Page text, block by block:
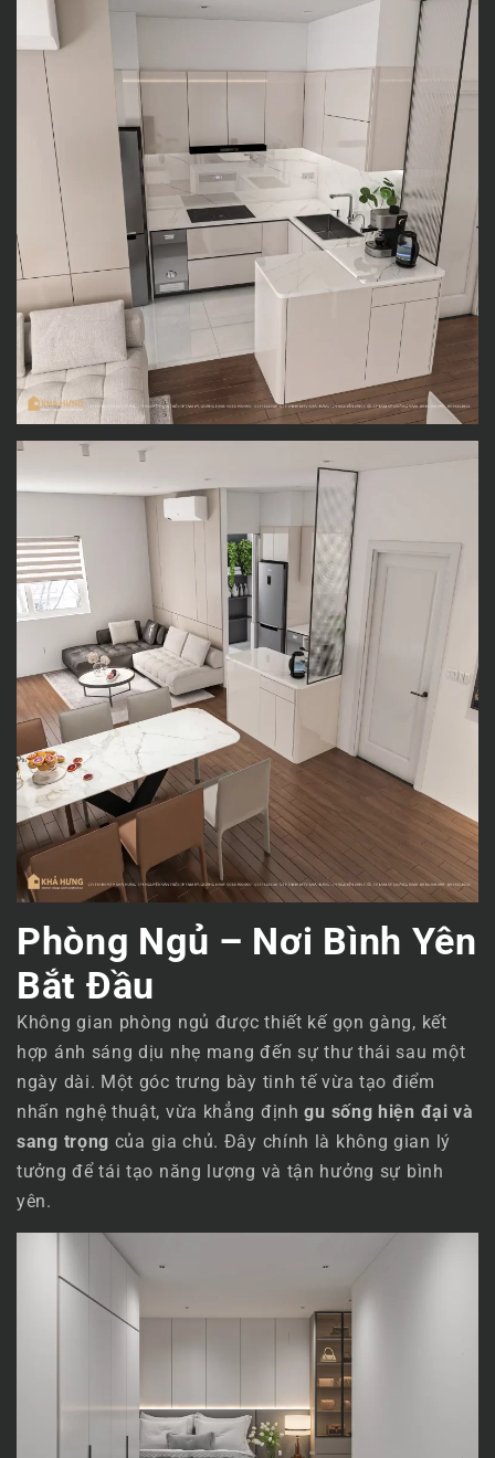
Phòng Ngủ – Nơi Bình Yên
Bắt Đầu
Không gian phòng ngủ được thiết kế gọn gàng, kết
hợp ánh sáng dịu nhẹ mang đến sự thư thái sau một
ngày dài. Một góc trưng bày tinh tế vừa tạo điểm
nhấn nghệ thuật, vừa khẳng địnhgu sống hiện đại và
sang trọng của gia chủ. Đây chính là không gian lý
tưởng để tái tạo năng lượng và tận hưởng sự bình
yên.